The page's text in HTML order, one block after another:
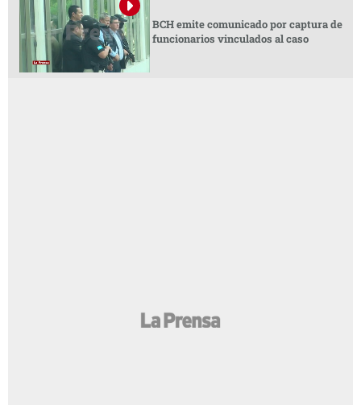
BCH emite comunicado por captura de
funcionarios vinculados al caso